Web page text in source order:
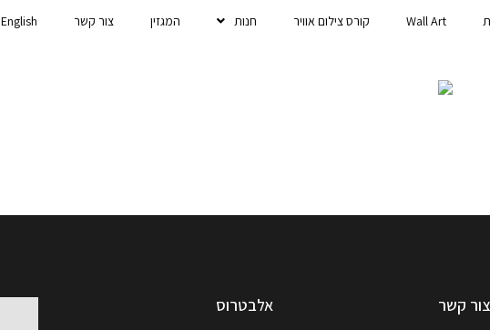
Wall Art קורס צילום אוויר חנות המגזין צור קשר English
צור קשר אלבטרוס